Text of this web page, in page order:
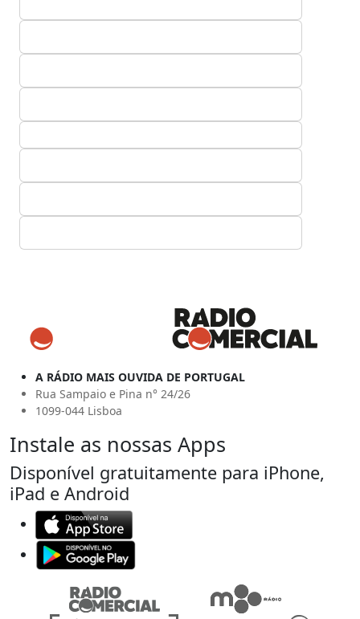
A RÁDIO MAIS OUVIDA DE PORTUGAL
Rua Sampaio e Pina n° 24/26
1099-044 Lisboa
Instale as nossas Apps
Disponível gratuitamente para iPhone,
iPad e Android